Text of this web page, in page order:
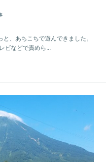
、あちこちで遊んできました。
ビなどで責めら...